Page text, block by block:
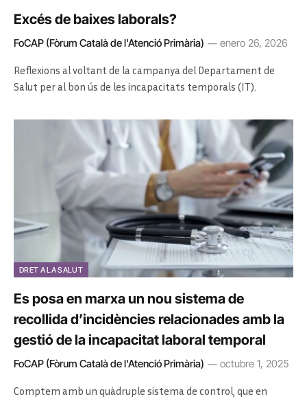
Excés de baixes laborals?
FoCAP (Fòrum Català de l'Atenció Primària) enero 26, 2026
Reflexions al voltant de la campanya del Departament de
Salut per al bon ús de les incapacitats temporals (IT).
DRET A LA SALUT
Es posa en marxa un nou sistema de
recollida d’incidències relacionades amb la
gestió de la incapacitat laboral temporal
FoCAP (Fòrum Català de l'Atenció Primària) octubre 1, 2025
Comptem amb un quàdruple sistema de control, que en